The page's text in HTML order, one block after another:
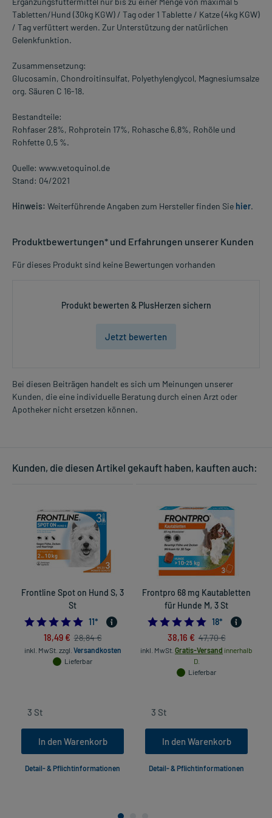
Tabletten/Hund (30kg KGW) / Tag oder 1 Tablette / Katze (4kg KGW)
/ Tag verfüttert werden. Zur Unterstützung der natürlichen
Gelenkfunktion.
Zusammensetzung:
Glucosamin, Chondroitinsulfat, Polyethylenglycol, Magnesiumsalze
org. Säuren C 16-18.
Bestandteile:
Rohfaser 28%, Rohprotein 17%, Rohasche 6,8%, Rohöle und
Rohfette 0,5 %.
Quelle: www.vetoquinol.de
Stand: 04/2021
Hinweis: Weiterführende Angaben zum Hersteller finden Sie hier.
Produktbewertungen* und Erfahrungen unserer Kunden
Für dieses Produkt sind keine Bewertungen vorhanden
Produkt bewerten & PlusHerzen sichern
Jetzt bewerten
Bei diesen Beiträgen handelt es sich um Meinungen unserer
Kunden, die eine individuelle Beratung durch einen Arzt oder
Apotheker nicht ersetzen können.
Kunden, die diesen Artikel gekauft haben, kauften auch:
Frontline Spot on Hund S, 3
St
5.0
11*
18,49 € 28,84 €
inkl. MwSt. zzgl. Versandkosten
Lieferbar
In den Warenkorb
Detail- & Pflichtinformationen
Frontpro 68 mg Kautabletten
für Hunde M, 3 St
5.0
18*
38,16 € 47,70 €
inkl. MwSt. Gratis-Versand innerhalb
D.
Lieferbar
In den Warenkorb
Detail- & Pflichtinformationen